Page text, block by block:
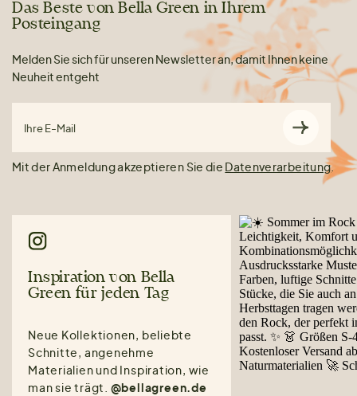
Das Beste von Bella Green in Ihrem
Posteingang
Melden Sie sich für unseren Newsletter an, damit Ihnen keine
Neuheit entgeht
Ihre E-Mail
Mit der Anmeldung akzeptieren Sie die Datenverarbeitung.
Inspiration von Bella
Green für jeden Tag
Neue Kollektionen, beliebte
Schnitte, angenehme
Materialien und Inspiration, wie
man sie trägt. @bellagreen.de